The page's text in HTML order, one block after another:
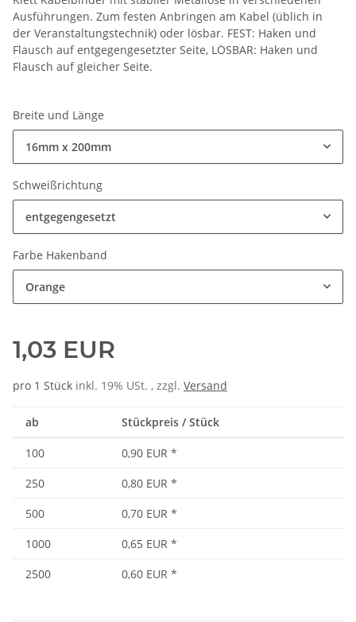
Ausführungen. Zum festen Anbringen am Kabel (üblich in
der Veranstaltungstechnik) oder lösbar. FEST: Haken und
Flausch auf entgegengesetzter Seite, LÖSBAR: Haken und
Flausch auf gleicher Seite.
Breite und Länge
16mm x 200mm
Schweißrichtung
entgegengesetzt
Farbe Hakenband
Orange
1,03 EUR
pro 1 Stück inkl. 19% USt. , zzgl. Versand
ab Stückpreis / Stück
100 0,90 EUR *
250
0,80 EUR *
500
0,70 EUR *
1000
0,65 EUR *
2500
0,60 EUR *